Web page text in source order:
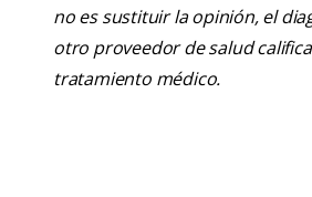
no es sustituir la opinión, el
otro proveedor de salud
tratamiento médico.